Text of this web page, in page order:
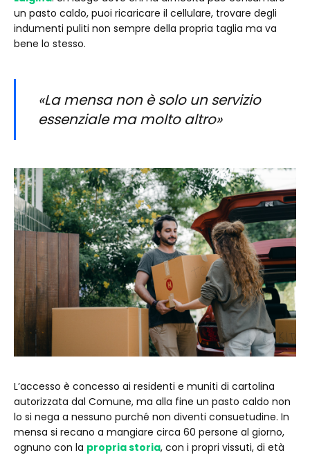
un pasto caldo, puoi ricaricare il cellulare, trovare degli
indumenti puliti non sempre della propria taglia ma va
bene lo stesso.
«La mensa non è solo un servizio
essenziale ma molto altro»
L’accesso è concesso ai residenti e muniti di cartolina
autorizzata dal Comune, ma alla fine un pasto caldo non
lo si nega a nessuno purché non diventi consuetudine. In
mensa si recano a mangiare circa 60 persone al giorno,
ognuno con la propria storia, con i propri vissuti, di età